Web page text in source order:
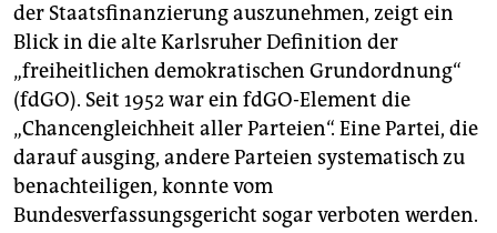
der Staatsfinanzierung auszunehmen, zeigt ein
Blick in die alte Karlsruher Definition der
„freiheitlichen demokratischen Grundordnung“
(fdGO). Seit 1952 war ein fdGO-Element die
„Chancengleichheit aller Parteien“. Eine Partei, die
darauf ausging, andere Parteien systematisch zu
benachteiligen, konnte vom
Bundesverfassungsgericht sogar verboten werden.